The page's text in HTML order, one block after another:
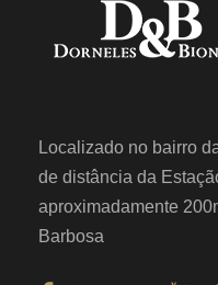
Localizado no bairro
de distância da
aproximadamente
Barbosa